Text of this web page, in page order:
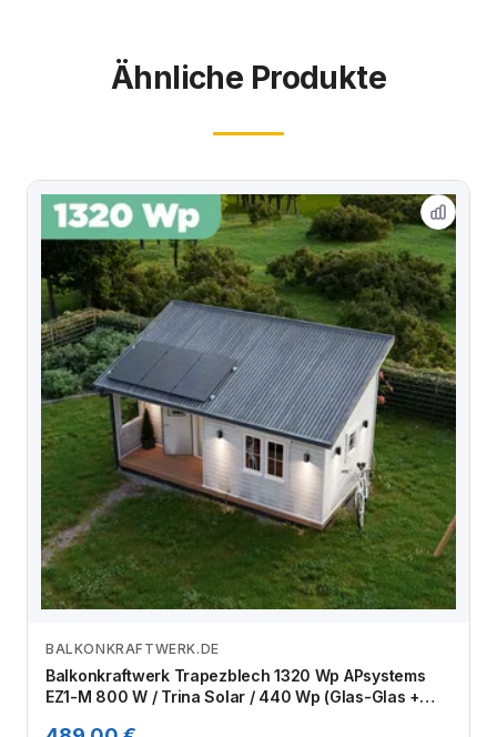
Ähnliche Produkte
Zum Angebot
BALKONKRAFTWERK.DE
Balkonkraftwerk Trapezblech 1320 Wp APsystems
EZ1-M 800 W / Trina Solar / 440 Wp (Glas-Glas +